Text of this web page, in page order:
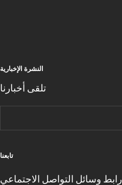
النشرة الإخبارية
تلقى أخبارنا
تابعنا
رابط وسائل التواصل الاجتماعي